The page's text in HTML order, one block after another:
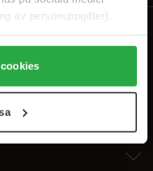
av personuppgifter).
cookies" accepterar du
kan anpassa
när som helst återkalla